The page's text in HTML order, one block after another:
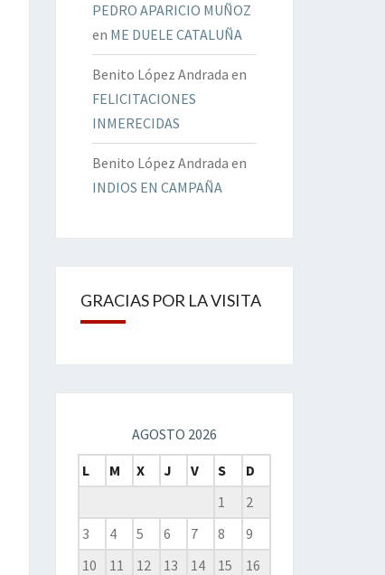
PEDRO APARICIO MUÑOZ
en ME DUELE CATALUÑA
Benito López Andrada en
FELICITACIONES
INMERECIDAS
Benito López Andrada en
INDIOS EN CAMPAÑA
GRACIAS POR LA VISITA
AGOSTO 2026
L
M X J V S
D
1
2
3
4 5 6 7 8
9
10
11 12 13 14 15
16